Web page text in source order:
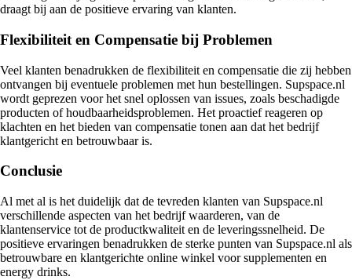
draagt bij aan de positieve ervaring van klanten.
Flexibiliteit en Compensatie bij Problemen
Veel klanten benadrukken de flexibiliteit en compensatie die zij hebben
ontvangen bij eventuele problemen met hun bestellingen. Supspace.nl
wordt geprezen voor het snel oplossen van issues, zoals beschadigde
producten of houdbaarheidsproblemen. Het proactief reageren op
klachten en het bieden van compensatie tonen aan dat het bedrijf
klantgericht en betrouwbaar is.
Conclusie
Al met al is het duidelijk dat de tevreden klanten van Supspace.nl
verschillende aspecten van het bedrijf waarderen, van de
klantenservice tot de productkwaliteit en de leveringssnelheid. De
positieve ervaringen benadrukken de sterke punten van Supspace.nl als
betrouwbare en klantgerichte online winkel voor supplementen en
energy drinks.